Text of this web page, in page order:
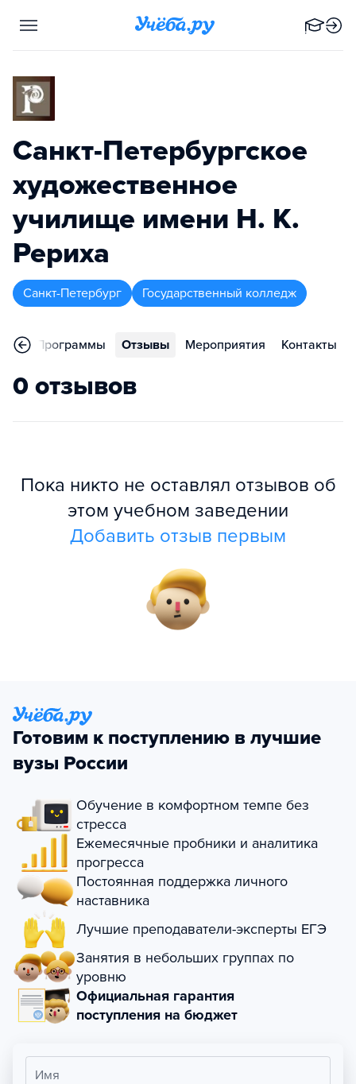
Санкт-Петербургское
художественное
училище имени Н. К.
Рериха
Санкт-Петербург Государственный колледж
Программы Отзывы Мероприятия Контакты
0 отзывов
Пока никто не оставлял отзывов об
этом учебном заведении
Добавить отзыв первым
Готовим к поступлению в лучшие
вузы России
Обучение в комфортном темпе без
стресса
Ежемесячные пробники и аналитика
прогресса
Постоянная поддержка личного
наставника
Лучшие преподаватели-эксперты ЕГЭ
Занятия в небольших группах по
уровню
Официальная гарантия
поступления на бюджет
Имя